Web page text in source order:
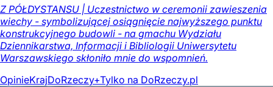
Z PÓŁDYSTANSU | Uczestnictwo w ceremonii zawieszenia
wiechy - symbolizującej osiągnięcie najwyższego punktu
konstrukcyjnego budowli - na gmachu Wydziału
Dziennikarstwa, Informacji i Bibliologii Uniwersytetu
Warszawskiego skłoniło mnie do wspomnień.
OpinieKrajDoRzeczy+Tylko na DoRzeczy.pl